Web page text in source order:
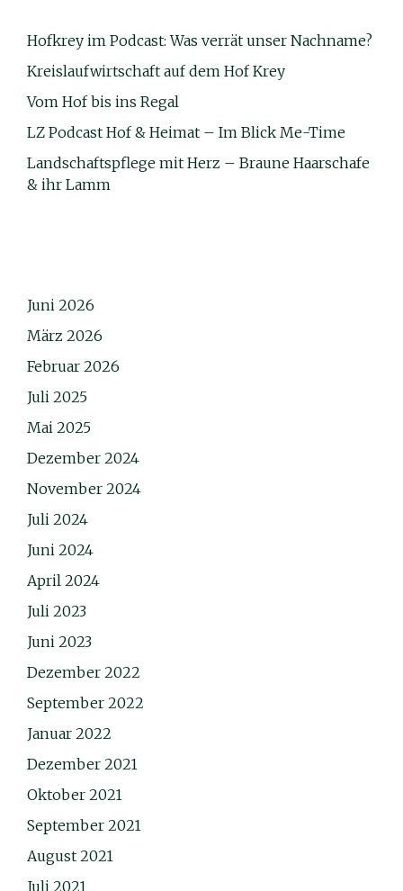
Hofkrey im Podcast: Was verrät unser Nachname?
Kreislaufwirtschaft auf dem Hof Krey
Vom Hof bis ins Regal
LZ Podcast Hof & Heimat – Im Blick Me-Time
Landschaftspflege mit Herz – Braune Haarschafe
& ihr Lamm
Juni 2026
März 2026
Februar 2026
Juli 2025
Mai 2025
Dezember 2024
November 2024
Juli 2024
Juni 2024
April 2024
Juli 2023
Juni 2023
Dezember 2022
September 2022
Januar 2022
Dezember 2021
Oktober 2021
September 2021
August 2021
Juli 2021